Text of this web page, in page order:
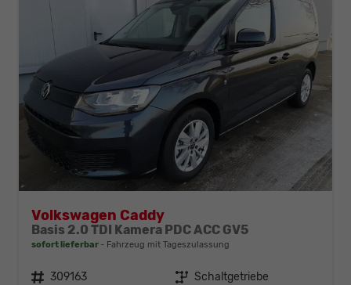
Volkswagen Caddy
Basis 2.0 TDI Kamera PDC ACC GV5
sofort lieferbar Fahrzeug mit Tageszulassung
Fahrzeugnr. 309163 Getriebe Schaltgetriebe